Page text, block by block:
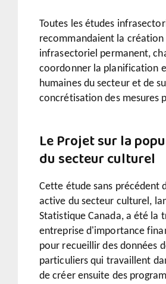
Toutes les études
recommandaient la création
infrasectoriel permanent,
coordonner la planification
humaines du secteur et de
concrétisation des mesures
Le Projet sur la
du secteur culturel
Cette étude sans précédent
active du secteur culturel,
Statistique Canada, a été la
entreprise d'importance
pour recueillir des données
particuliers qui travaillent
de créer ensuite des